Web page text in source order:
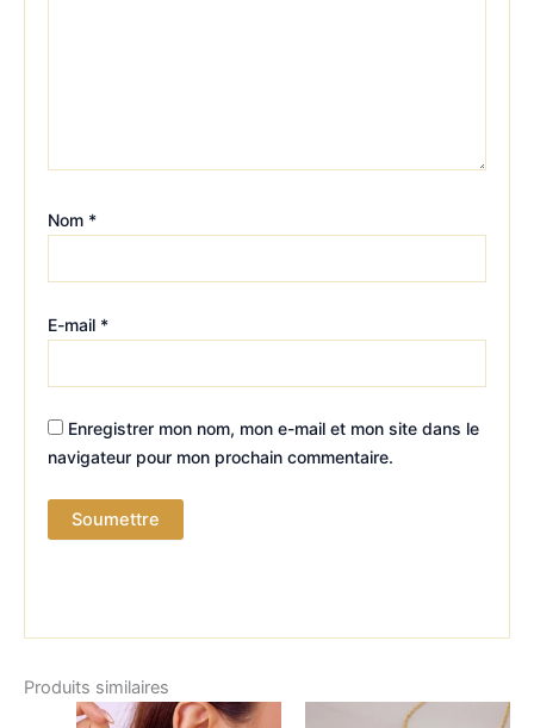
Nom *
E-mail *
Enregistrer mon nom, mon e-mail et mon site dans le
navigateur pour mon prochain commentaire.
Produits similaires
Plage
Ce